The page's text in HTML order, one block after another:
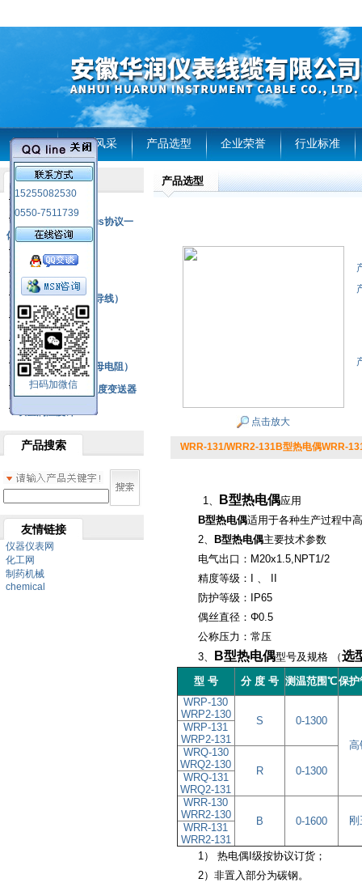
首页 企业风采 产品选型 企业荣誉 行业标准
15255082530
0550-7511739
扫码加微信
产品列表
RS485通讯modbus协议一
体化现场智能仪表
热电偶
压力式温度计
热电偶补偿电缆（导线）
振动传感器
热电阻
铂热电阻元件（云母电阻）
SBW系列一体化温度变送器
双金属温度计
产品搜索
友情链接
仪器仪表网
化工网
制药机械
chemical
产品选型
点击放大
WRR-131/WRR2-131B型热电偶WRR-
1、 B型热电偶应用
B型热电偶适用于各种生产过程中
2、
B型热电偶主要技术参数
电气出口：M20x1.5,NPT1/2
精度等级：I 、 II
防护等级：IP65
偶丝直径：Φ0.5
公称压力：常压
3、
B型热电偶型号及规格 （选
型 号 分 度 号 测温范围℃保护
WRP-130
WRP2-130
S
0-1300
高
WRP-131
WRP2-131
WRQ-130
WRQ2-130
R 0-1300
WRQ-131
WRQ2-131
WRR-130
WRR2-130
B 0-1600
WRR-131
WRR2-131
1） 热电偶I级按协议订货；
2）非置入部分为碳钢。